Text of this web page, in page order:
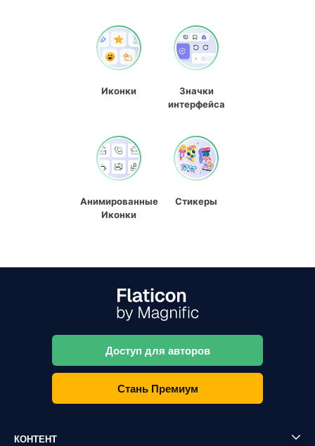
Иконки
Значки
интерфейса
Анимированные
Иконки
Стикеры
Доступ для авторов
Стань Премиум
КОНТЕНТ